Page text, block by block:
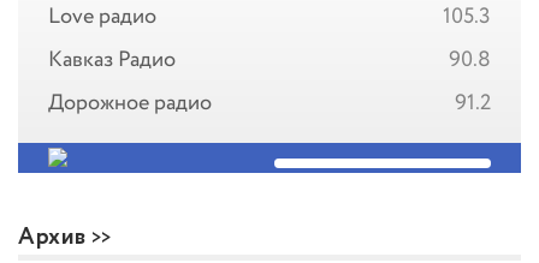
Love радио
105.3
Кавказ Радио
90.8
Дорожное радио
91.2
Архив